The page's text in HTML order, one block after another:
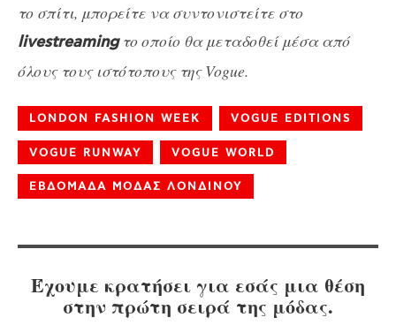
το σπίτι, μπορείτε να συντονιστείτε στο
livestreamingτο οποίο θα μεταδοθεί μέσα από
όλους τους ιστότοπους της Vogue.
LONDON FASHION WEEK VOGUE EDITIONS
VOGUE RUNWAY VOGUE WORLD
ΕΒΔΟΜΑΔΑ ΜΟΔΑΣ ΛΟΝΔΙΝΟΥ
Έχουμε κρατήσει για εσάς μια θέση
στην πρώτη σειρά της μόδας.